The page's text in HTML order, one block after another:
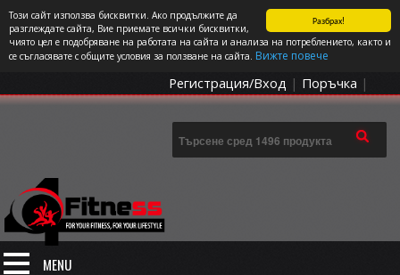
Разбрах!
Този сайт използва бисквитки. Ако продължите да
разглеждате сайта, Вие приемате всички бисквитки,
чиято цел е подобряване на работата на сайта и анализа на потреблението, както и
се съгласявате с общите условия за ползване на сайта. Вижте повече
СПОРТЪТ И ДОБАВКИТЕ КАТО НАЧИН НА ЖИВОТ
0 артикула Цена: 0.00€
Регистрация/Вход | Поръчка |
MENU